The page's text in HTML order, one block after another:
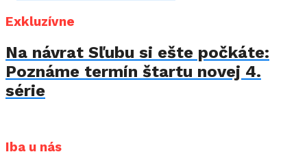
Exkluzívne
Na návrat Sľubu si ešte počkáte:
Poznáme termín štartu novej 4.
série
Iba u nás